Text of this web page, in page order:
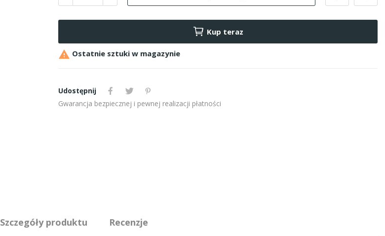
Kup teraz
 Ostatnie sztuki w magazynie
Udostępnij
Gwarancja bezpiecznej i pewnej realizacji płatności
Szczegóły produktu Recenzje